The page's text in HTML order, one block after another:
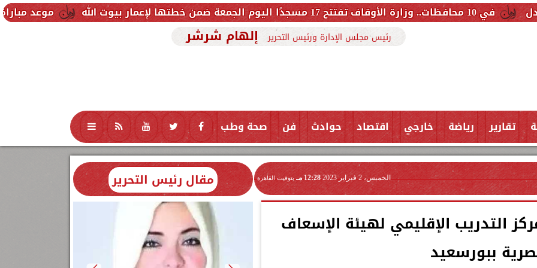
موعد مباراة مصر وإسبانيا
رئيس مجلس الإدارة ورئيس التحرير إلهام شرشر
تقارير رياضة خارجي اقتصاد حوادث فن صحة وطب تكنولوجيا منوعات محافظات
الخميس، 2 فبراير 2023 12:28 مـ بتوقيت القاهرة
التدريب الإقليمي لهيئة الإسعاف
ببورسعيد
مقال رئيس التحرير